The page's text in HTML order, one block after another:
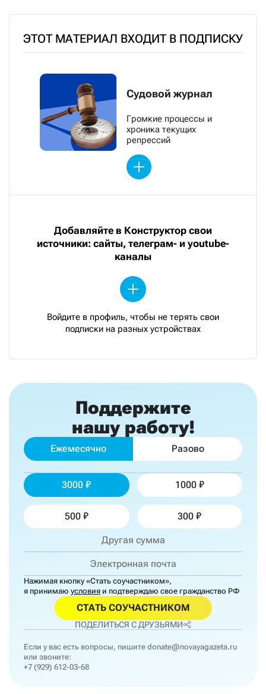
ЭТОТ МАТЕРИАЛ ВХОДИТ В ПОДПИСКУ
Судовой журнал
Громкие процессы и
хроника текущих
репрессий
Добавляйте в Конструктор свои
источники: сайты, телеграм- и youtube-
каналы
Войдите в профиль, чтобы не терять свои
подписки на разных устройствах
Поддержите
нашу работу!
Ежемесячно Разово
3000 1000
500 300
Нажимая кнопку «Стать соучастником»,
я принимаю условия и подтверждаю свое гражданство РФ
СТАТЬ СОУЧАСТНИКОМ
ПОДЕЛИТЬСЯ С ДРУЗЬЯМИ
Если у вас есть вопросы, пишите donate@novayagazeta.ru
или звоните:
+7 (929) 612-03-68